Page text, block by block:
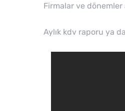
Firmalar ve
Aylık kdv raporu ya